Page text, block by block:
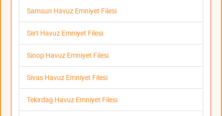
Samsun Havuz Emniyet Filesi
Siirt Havuz Emniyet Filesi
Sinop Havuz Emniyet Filesi
Sivas Havuz Emniyet Filesi
Tekirdağ Havuz Emniyet Filesi